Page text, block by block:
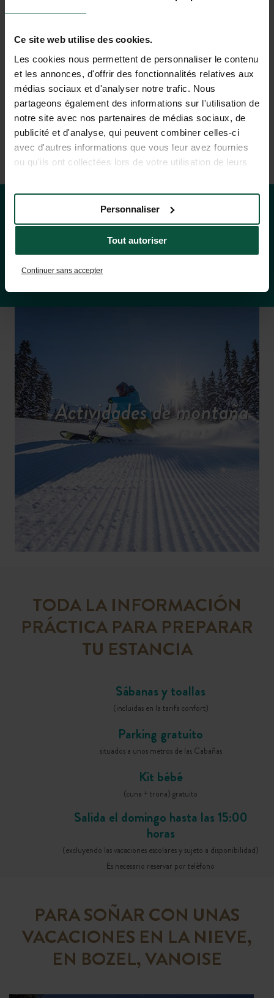
Ce site web utilise des cookies.
Les cookies nous permettent de personnaliser le contenu
et les annonces, d'offrir des fonctionnalités relatives aux
médias sociaux et d'analyser notre trafic. Nous
partageons également des informations sur l'utilisation de
notre site avec nos partenaires de médias sociaux, de
publicité et d'analyse, qui peuvent combiner celles-ci
avec d'autres informations que vous leur avez fournies
ou qu'ils ont collectées lors de votre utilisation de leurs
Tout autoriser
Personnaliser
Continuer sans accepter
Alquiler de esquís
Tarifas y disponibilidad
Actividades de montaña
TODA LA INFORMACIÓN
PRÁCTICA PARA PREPARAR
TU ESTANCIA
Sábanas y toallas
(incluidas en la tarifa confort)
Parking gratuito
situados a unos metros de las Cabañas
Kit bébé
(cuna + trona) gratuito
Salida el domingo hasta las 15:00
horas
(excluyendo las vacaciones escolares y sujeto a disponibilidad)
Es necesario reservar por teléfono
PARA SOÑAR CON UNAS
VACACIONES EN LA NIEVE,
EN BOZEL, VANOISE